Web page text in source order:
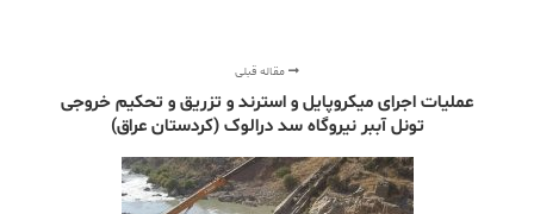
مقاله قبلی
عملیات اجرای میکروپایل و استرند و تزریق و تحکیم خروجی
تونل آببر نیروگاه سد درالوک (کردستان عراق)